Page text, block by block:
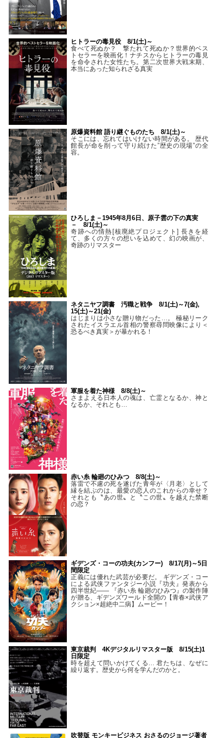
ヒトラーの毒見役 8/1(土)～
食べて死ぬか？ 撃たれて死ぬか？世界的ベス
トセラーを映画化！ナチスからヒトラーの毒見
を命令された女性たち。第二次世界大戦末期、
本当にあった知られざる真実
原爆資料館 語り継ぐものたち 8/1(土)～
そこには、忘れてはいけない時間がある。 歴代
館長が命を削って守り続けた”歴史の現場”の全
容。
ひろしま－1945年8月6日、原子雲の下の真実
－ 8/1(土)～
奇跡への情熱[核廃絶プロジェクト] 長きを経
て、多くの方々の想いを込めて、幻の映画が、
奇跡のリマスター
ネタニヤフ調書 汚職と戦争 8/1(土)～7(金),
15(土)～21(金)
はじまりは小さな贈り物だった…。 極秘リーク
されたイスラエル首相の警察尋問映像により＜
恐るべき真実＞が暴かれる！
軍服を着た神様 8/8(土)～
さまよえる日本人の魂は、亡霊となるか、神と
なるか、それとも…
赤い糸 輪廻のひみつ 8/8(土)～
落雷で不慮の死を遂げた青年が〈月老〉として
縁を結ぶのは、最愛の恋人のこれからの幸せ？
それとも〝あの世〟と〝この世〟を越えた禁断
の恋？
ギデンズ・コーの功夫(カンフー) 8/17(月)～5日
間限定
正義には優れた武芸が必要だ。 ギデンズ・コー
による武侠ファンタジー小説『功夫』発表から
四半世紀―― 『赤い糸 輪廻のひみつ』の製作陣
が贈る、ギデンズワールド全開の【青春×武侠ア
クション×超絶中二病】ムービー！
東京裁判 4Kデジタルリマスター版 8/15(土)1
日限定
時を超えて問いかけてくる… 君たちは、なぜに
繰り返す。歴史から何を学んだのかと。
吹替版 モンキービジネス おさるのジョージ著者